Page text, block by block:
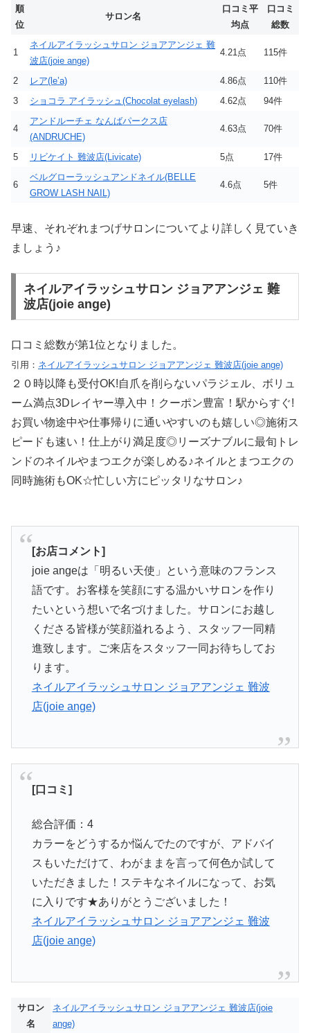
順
位
サロン名
口コミ平
均点
口コミ
総数
1
ネイルアイラッシュサロン ジョアアンジェ 難
波店(joie ange)
4.21点 115件
2 レア(le’a) 4.86点
110件
3
ショコラ アイラッシュ(Chocolat eyelash) 4.62点 94件
4
アンドルーチェ なんばパークス店
(ANDRUCHE)
4.63点 70件
5 リビケイト 難波店(Livicate) 5点 17件
6
ベルグローラッシュアンドネイル(BELLE
GROW LASH NAIL)
4.6点 5件
早速、それぞれまつげサロンについてより詳しく見ていき
ましょう♪
ネイルアイラッシュサロン ジョアアンジェ 難
波店(joie ange)
口コミ総数が第1位となりました。
引用： ネイルアイラッシュサロン ジョアアンジェ 難波店(joie ange)
２０時以降も受付OK!自爪を削らないパラジェル、ボリュ
ーム満点3Dレイヤー導入中！クーポン豊富！駅からすぐ!
お買い物途中や仕事帰りに通いやすいのも嬉しい◎施術ス
ピードも速い！仕上がり満足度◎リーズナブルに最旬トレ
ンドのネイルやまつエクが楽しめる♪ネイルとまつエクの
同時施術もOK☆忙しい方にピッタリなサロン♪
[お店コメント]
joie angeは「明るい天使」という意味のフランス
語です。お客様を笑顔にする温かいサロンを作り
たいという想いで名づけました。サロンにお越し
くださる皆様が笑顔溢れるよう、スタッフ一同精
進致します。ご来店をスタッフ一同お待ちしてお
ります。
ネイルアイラッシュサロン ジョアアンジェ 難波
店(joie ange)
[口コミ]
総合評価：4
カラーをどうするか悩んでたのですが、アドバイ
スもいただけて、わがままを言って何色か試して
いただきました！ステキなネイルになって、お気
に入りです★ありがとうございました！
ネイルアイラッシュサロン ジョアアンジェ 難波
店(joie ange)
サロン
名
ネイルアイラッシュサロン ジョアアンジェ 難波店(joie
ange)